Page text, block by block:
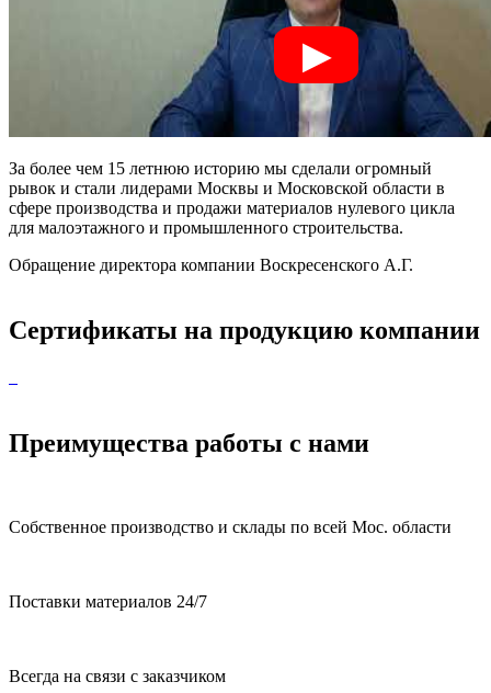
За более чем 15 летнюю историю мы сделали огромный
рывок и стали лидерами Москвы и Московской области в
сфере производства и продажи материалов нулевого цикла
для малоэтажного и промышленного строительства.
Обращение директора компании Воскресенского А.Г.
Сертификаты на продукцию компании
Преимущества работы с нами
Собственное производство и склады по всей Мос. области
Поставки материалов 24/7
Всегда на связи с заказчиком